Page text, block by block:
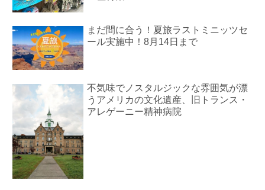
まだ間に合う！夏旅ラストミニッツセ
ール実施中！8月14日まで
不気味でノスタルジックな雰囲気が漂
うアメリカの文化遺産、旧トランス・
アレゲーニー精神病院